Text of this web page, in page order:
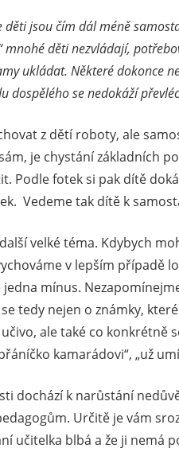
děti jsou čím dál méně
mnohé děti nezvládají,
ukládat. Některé dokonce
dospělého se nedokáží
z dětí roboty, ale
je chystání základních
Podle fotek si pak dítě
Vedeme tak dítě k
velké téma. Kdybych
v lepším případě
mínus.
tedy nejen o známky,
ale také co konkrétně
kamarádovi“, „už
dochází k narůstání
Určitě je vám
učitelka blbá a že ji nemá